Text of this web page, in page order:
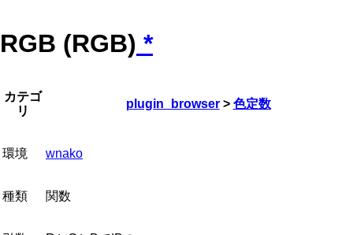
RGB (RGB) *
カテゴ
リ
plugin_browser> 色定数
環境 wnako
種類 関数